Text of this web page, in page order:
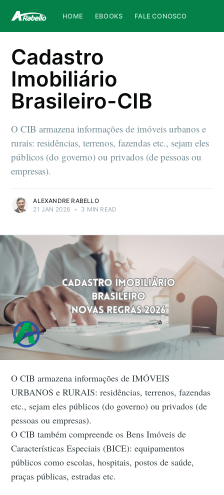
HOME EBOOKS FALE CONOSCO
Cadastro
Imobiliário
Brasileiro-CIB
O CIB armazena informações de imóveis urbanos e
rurais: residências, terrenos, fazendas etc., sejam eles
públicos (do governo) ou privados (de pessoas ou
empresas).
ALEXANDRE RABELLO
21 JAN 2026 • 3 MIN READ
O CIB armazena informações de IMÓVEIS
URBANOS e RURAIS: residências, terrenos, fazendas
etc., sejam eles públicos (do governo) ou privados (de
pessoas ou empresas).
O CIB também compreende os Bens Imóveis de
Características Especiais (BICE): equipamentos
públicos como escolas, hospitais, postos de saúde,
praças públicas, estradas etc.